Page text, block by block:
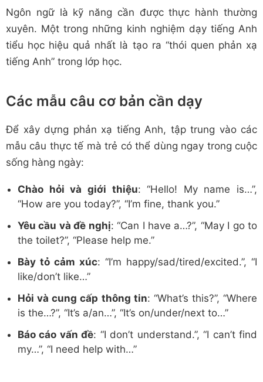
Ngôn ngữ là kỹ năng cần được thực hành thường
xuyên. Một trong những kinh nghiệm dạy tiếng Anh
tiểu học hiệu quả nhất là tạo ra “thói quen phản xạ
tiếng Anh” trong lớp học.
Các mẫu câu cơ bản cần dạy
Để xây dựng phản xạ tiếng Anh, tập trung vào các
mẫu câu thực tế mà trẻ có thể dùng ngay trong cuộc
sống hàng ngày:
Chào hỏi và giới thiệu: “Hello! My name is…”,
“How are you today?”, “I’m fine, thank you.”
Yêu cầu và đề nghị: “Can I have a…?”, “May I go to
the toilet?”, “Please help me.”
Bày tỏ cảm xúc: “I’m happy/sad/tired/excited.”, “I
like/don’t like…”
Hỏi và cung cấp thông tin: “What’s this?”, “Where
is the…?”, “It’s a/an…”, “It’s on/under/next to…”
Báo cáo vấn đề: “I don’t understand.”, “I can’t find
my…”, “I need help with…”